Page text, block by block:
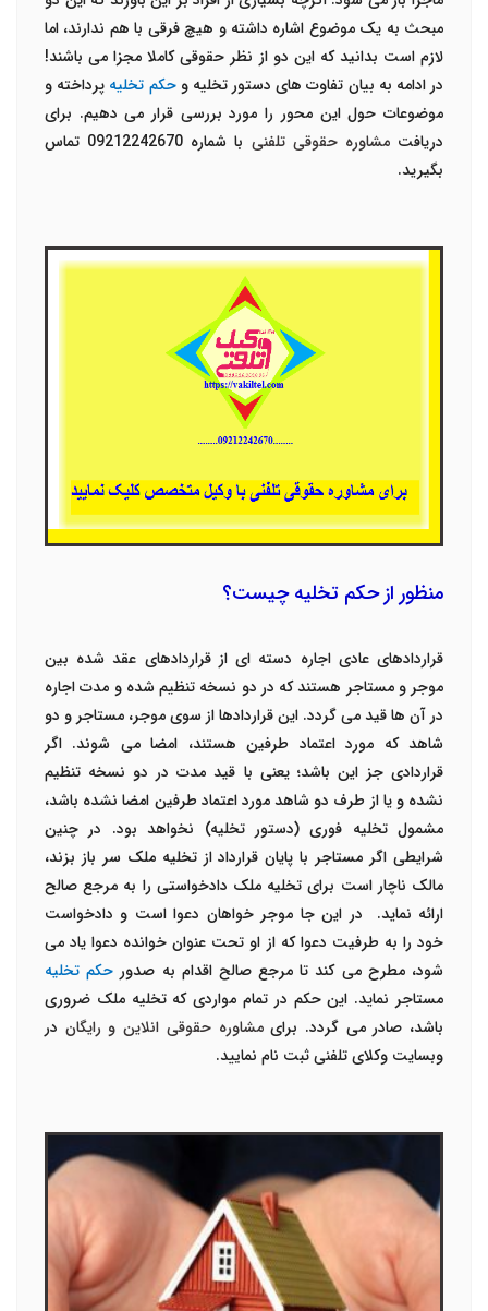
مبحث به یک موضوع اشاره داشته و هیچ فرقی با هم ندارند، اما
لازم است بدانید که این دو از نظر حقوقی کاملا مجزا می باشند!
در ادامه به بیان تفاوت های دستور تخلیه وحکم تخلیه پرداخته و
موضوعات حول این محور را مورد بررسی قرار می دهیم. برای
دریافتمشاوره حقوقی تلفنی
با شماره 09212242670 تماس
بگیرید.
منظور از حکم تخلیه چیست؟
قراردادهای عادی اجاره دسته ای از قراردادهای عقد شده بین
موجر و مستاجر هستند که در دو نسخه تنظیم شده و مدت اجاره
در آن ها قید می گردد. این قراردادها از سوی موجر، مستاجر و دو
شاهد که مورد اعتماد طرفین هستند، امضا می شوند. اگر
قراردادی جز این باشد؛ یعنی با قید مدت در دو نسخه تنظیم
نشده و یا از طرف دو شاهد مورد اعتماد طرفین امضا نشده باشد،
مشمول تخلیه فوری (دستور تخلیه) نخواهد بود. در چنین
شرایطی اگر مستاجر با پایان قرارداد از تخلیه ملک سر باز بزند،
مالک ناچار است برای تخلیه ملک دادخواستی را به مرجع صالح
ارائه نماید. در این جا موجر خواهان دعوا است و دادخواست
خود را به طرفیت دعوا که از او تحت عنوان خوانده دعوا یاد می
شود، مطرح می کند تا مرجع صالح اقدام به صدور حکم تخلیه
مستاجر نماید. این حکم در تمام مواردی که تخلیه ملک ضروری
باشد، صادر می گردد. برایمشاوره حقوقی انلاین و رایگان در
وبسایت وکلای تلفنی ثبت نام نمایید.